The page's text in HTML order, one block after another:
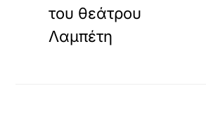
του θεάτρου
Λαμπέτη